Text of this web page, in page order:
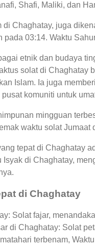
Shafi, Maliki, dan
di Chaghatay, juga
pada 03:14. Waktu
etnik dan budaya
solat di Chaghatay
Islam. Ia juga
komuniti untuk
mingguan
waktu solat
tepat di Chaghatay
Isyak di Chaghatay,
di Chaghatay
Solat fajar,
di Chaghatay: Solat
terbenam,